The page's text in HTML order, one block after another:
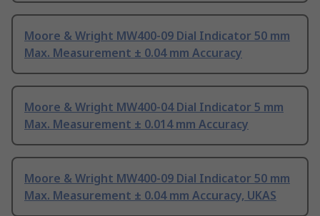
Moore & Wright MW400-09 Dial Indicator 50 mm
Max. Measurement ± 0.04 mm Accuracy
Moore & Wright MW400-04 Dial Indicator 5 mm
Max. Measurement ± 0.014 mm Accuracy
Moore & Wright MW400-09 Dial Indicator 50 mm
Max. Measurement ± 0.04 mm Accuracy, UKAS